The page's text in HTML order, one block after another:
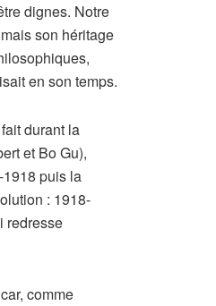
dignes. Notre
son héritage
en son temps.
durant la
et Bo Gu),
puis la
: 1918-
redresse
comme